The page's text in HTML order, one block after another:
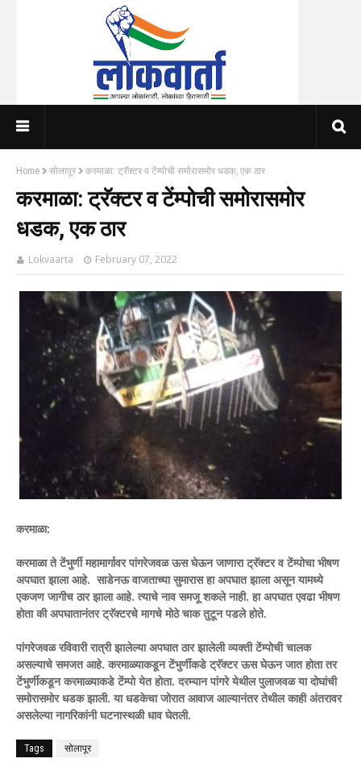
Home सोलापूर करमाळा: ट्रॅक्टर व टेंम्पोची समोरासमोर धडक, एक ठार
करमाळा: ट्रॅक्टर व टेंम्पोची समोरासमोर
धडक, एक ठार
Lokvaarta February 07, 2022
करमाळा:
करमाळा ते टेंभुर्णी महामार्गावर पांगरेजवळ ऊस घेऊन जाणारा ट्रॅक्टर व टेंम्पोचा भीषण
अपघात झाला आहे. साडेनऊ वाजताच्या सुमारास हा अपघात झाला असून यामध्ये
एकजण जागीच ठार झाला आहे. त्याचे नाव समजू शकले नाही. हा अपघात एवढा भीषण
होता की अपघातानंतर ट्रॅक्टरचे मागचे मोठे चाक तुटून पडले होते.
पांगरेजवळ रविवारी रात्री झालेल्या अपघात ठार झालेली व्यक्ती टेंम्पोची चालक
असल्याचे समजत आहे. करमाळ्याकडून टेंभुर्णीकडे ट्रॅक्टर ऊस घेऊन जात होता तर
टेंभुर्णीकडून करमाळ्याकडे टेंम्पो येत होता. दरम्यान पांगरे येथील पुलाजवळ या दोघांची
समोरासमोर धडक झाली. या धडकेचा जोरात आवाज आल्यानंतर तेथील काही अंतरावर
असलेल्या नागरिकांनी घटनास्थळी धाव घेतली.
Tags सोलापूर